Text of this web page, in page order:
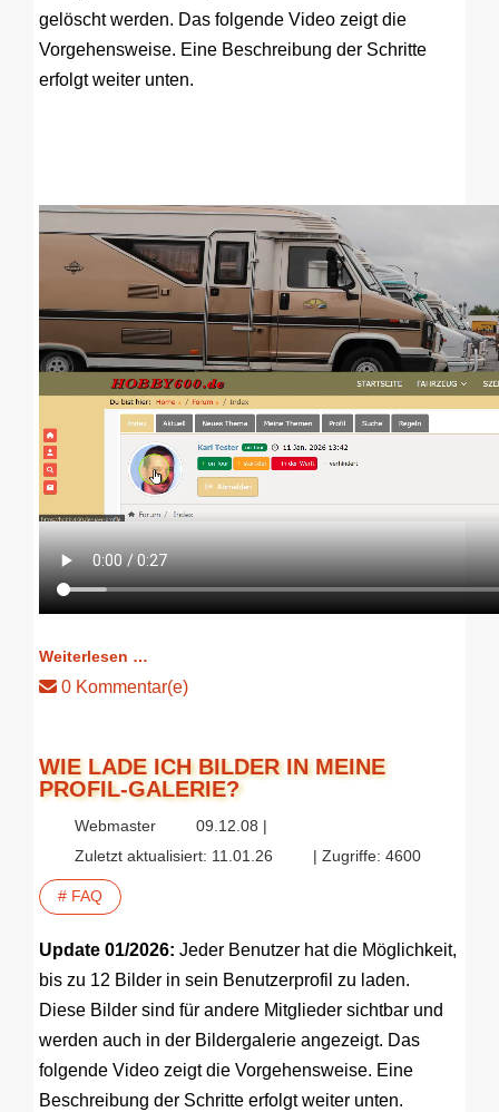
gelöscht werden. Das folgende Video zeigt die
Vorgehensweise. Eine Beschreibung der Schritte
erfolgt weiter unten.
Weiterlesen …
0 Kommentar(e)
WIE LADE ICH BILDER IN MEINE
PROFIL-GALERIE?
Webmaster
09.12.08 |
Zuletzt aktualisiert: 11.01.26
| Zugriffe: 4600
# FAQ
Update 01/2026: Jeder Benutzer hat die Möglichkeit,
bis zu 12 Bilder in sein Benutzerprofil zu laden.
Diese Bilder sind für andere Mitglieder sichtbar und
werden auch in der Bildergalerie angezeigt. Das
folgende Video zeigt die Vorgehensweise. Eine
Beschreibung der Schritte erfolgt weiter unten.